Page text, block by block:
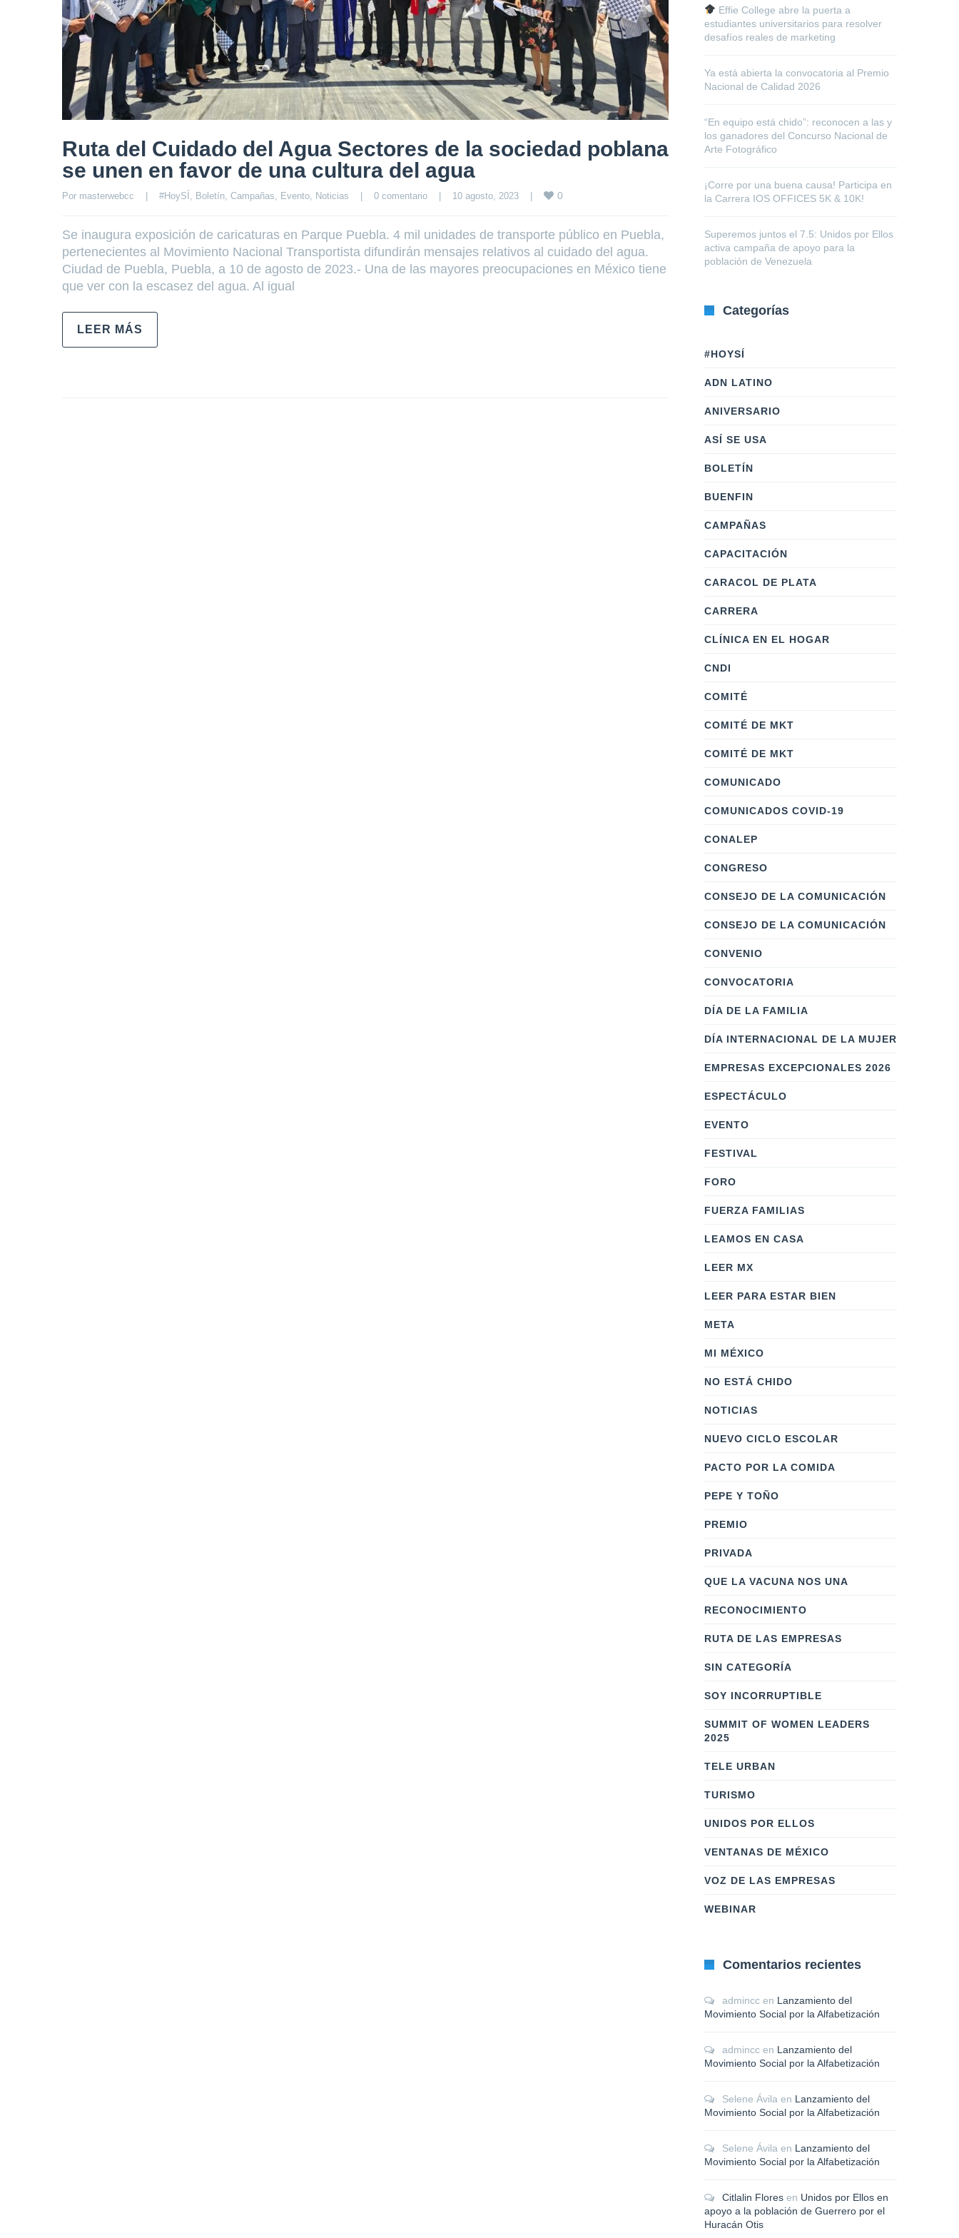
Ruta del Cuidado del Agua Sectores de la sociedad poblana
se unen en favor de una cultura del agua
Por masterwebcc #HoySÍ , Boletín, Campañas, Evento, Noticias 0 comentario 10 agosto, 2023 0
Se inaugura exposición de caricaturas en Parque Puebla. 4 mil unidades de transporte público en Puebla,
pertenecientes al Movimiento Nacional Transportista difundirán mensajes relativos al cuidado del agua.
Ciudad de Puebla, Puebla, a 10 de agosto de 2023.- Una de las mayores preocupaciones en México tiene
que ver con la escasez del agua. Al igual
LEER MÁS
Effie College abre la puerta a
estudiantes universitarios para resolver
desafíos reales de marketing
Ya está abierta la convocatoria al Premio
Nacional de Calidad 2026
“En equipo está chido”: reconocen a las y
los ganadores del Concurso Nacional de
Arte Fotográfico
¡Corre por una buena causa! Participa en
la Carrera IOS OFFICES 5K & 10K!
Superemos juntos el 7.5: Unidos por Ellos
activa campaña de apoyo para la
población de Venezuela
Categorías
#HOYSÍ
ADN LATINO
ANIVERSARIO
ASÍ SE USA
BOLETÍN
BUENFIN
CAMPAÑAS
CAPACITACIÓN
CARACOL DE PLATA
CARRERA
CLÍNICA EN EL HOGAR
CNDI
COMITÉ
COMITÉ DE MKT
COMITÉ DE MKT
COMUNICADO
COMUNICADOS COVID-19
CONALEP
CONGRESO
CONSEJO DE LA COMUNICACIÓN
CONSEJO DE LA COMUNICACIÓN
CONVENIO
CONVOCATORIA
DÍA DE LA FAMILIA
DÍA INTERNACIONAL DE LA MUJER
EMPRESAS EXCEPCIONALES 2026
ESPECTÁCULO
EVENTO
FESTIVAL
FORO
FUERZA FAMILIAS
LEAMOS EN CASA
LEER MX
LEER PARA ESTAR BIEN
META
MI MÉXICO
NO ESTÁ CHIDO
NOTICIAS
NUEVO CICLO ESCOLAR
PACTO POR LA COMIDA
PEPE Y TOÑO
PREMIO
PRIVADA
QUE LA VACUNA NOS UNA
RECONOCIMIENTO
RUTA DE LAS EMPRESAS
SIN CATEGORÍA
SOY INCORRUPTIBLE
SUMMIT OF WOMEN LEADERS
2025
TELE URBAN
TURISMO
UNIDOS POR ELLOS
VENTANAS DE MÉXICO
VOZ DE LAS EMPRESAS
WEBINAR
Comentarios recientes
admincc en Lanzamiento del
Movimiento Social por la Alfabetización
admincc en Lanzamiento del
Movimiento Social por la Alfabetización
Selene Ávila en Lanzamiento del
Movimiento Social por la Alfabetización
Selene Ávila en Lanzamiento del
Movimiento Social por la Alfabetización
Citlalin Flores en Unidos por Ellos en
apoyo a la población de Guerrero por el
Huracán Otis